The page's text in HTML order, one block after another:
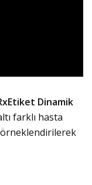
Dinamik
farklı hasta